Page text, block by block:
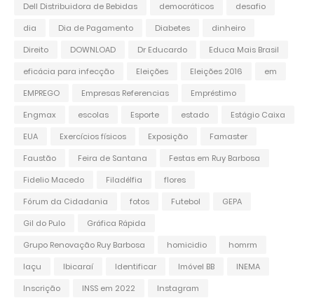
Dell Distribuidora de Bebidas
democráticos
desafio
dia
Dia de Pagamento Diabetes
dinheiro
Direito
DOWNLOAD Dr Educardo
Educa Mais Brasil
eficácia para infecção
Eleições Eleições 2016
em
EMPREGO
Empresas Referencias
Empréstimo
Engmax
escolas Esporte estado
Estágio Caixa
EUA
Exercícios físicos Exposição
Famaster
Faustão
Feira de Santana
Festas em Ruy Barbosa
Fidelio Macedo
Filadélfia
flores
Fórum da Cidadania
fotos Futebol
GEPA
Gil do Pulo
Gráfica Rápida
Grupo Renovação Ruy Barbosa
homicidio
homrm
Iaçu
Ibicaraí Identificar Imóvel BB
INEMA
Inscrição
INSS em 2022
Instagram